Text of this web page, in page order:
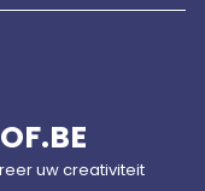
uw creativiteit